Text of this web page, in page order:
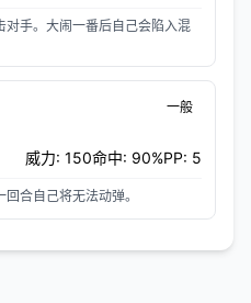
手。大闹一番后自己会陷入混
一般
威力: 150命中: 90%PP: 5
合自己将无法动弹。